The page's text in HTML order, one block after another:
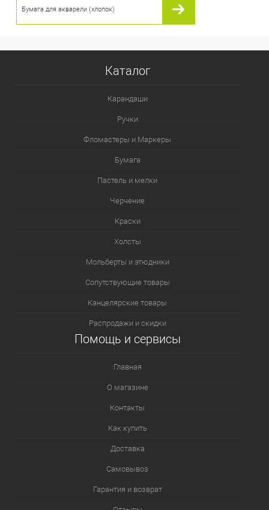
Бумага для акварели (хлопок)
Каталог
Карандаши
Ручки
Фломастеры и Маркеры
Бумага
Пастель и мелки
Черчение
Краски
Холсты
Мольберты и этюдники
Сопутствующие товары
Канцелярские товары
Распродажи и скидки
Помощь и сервисы
Главная
О магазине
Контакты
Как купить
Доставка
Самовывоз
Гарантия и возврат